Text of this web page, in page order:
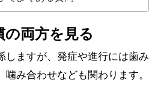
の両方を見る
しますが、発症や進行には歯み
噛み合わせなども関わります。